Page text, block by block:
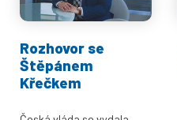
Rozhovor se
Štěpánem
Křečkem